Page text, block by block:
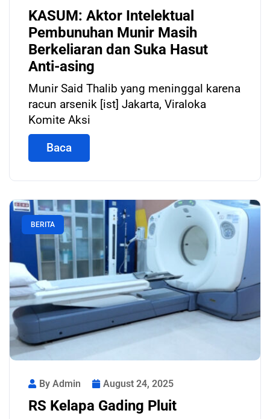
KASUM: Aktor Intelektual
Pembunuhan Munir Masih
Berkeliaran dan Suka Hasut
Anti-asing
Munir Said Thalib yang meninggal karena
racun arsenik [ist] Jakarta, Viraloka
Komite Aksi
Baca
BERITA
By Admin August 24, 2025
RS Kelapa Gading Pluit